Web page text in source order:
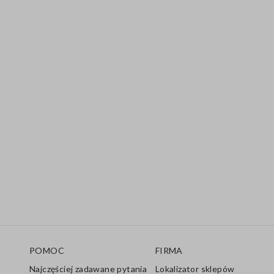
POMOC
Najczęściej zadawane pytania
FIRMA
Lokalizator sklepów